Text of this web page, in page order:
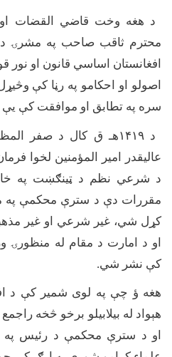
د هغه وخت قاضي القضات
محترم ثاقب صاحب په مشرۍ د
افغانستان اساسي قانون او
اصولو او احکامو په رڼا کې
سره په تطابق او موافقت کې یې
د ۱۴۱۹هـ ق کال د صفر
عالیقدر امیر المؤمنین لخوا
د شرعي نظم د ټینګښت په
مقررات دې د سترې محکمې په
کړل شي، غیر شرعي او غیر
او د امارت د مقام له
کې نشر شي.
هغه ؤ چې په لوی شمیر کې د
هېواد له بیلابیلو برخو څخه
او د سترې محکمې د رئیس په